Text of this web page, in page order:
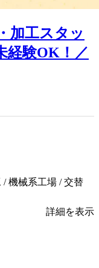
加工スタッ
経験OK！／
機械系工場 / 交替
詳細を表示